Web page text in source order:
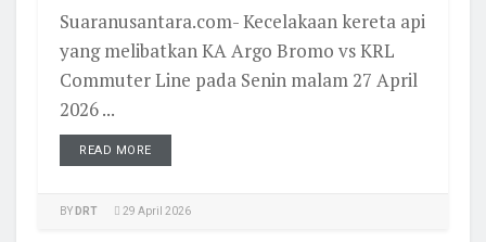
Suaranusantara.com- Kecelakaan kereta api
yang melibatkan KA Argo Bromo vs KRL
Commuter Line pada Senin malam 27 April
2026 ...
READ MORE
BY DRT 29 April 2026